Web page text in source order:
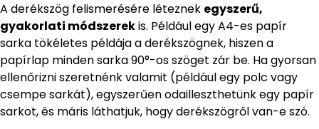
A derékszög felismerésére léteznek egyszerű,
gyakorlati módszerekis. Például egy A4-es papír
sarka tökéletes példája a derékszögnek, hiszen a
papírlap minden sarka 90°-os szöget zár be. Ha gyorsan
ellenőrizni szeretnénk valamit (például egy polc vagy
csempe sarkát), egyszerűen odailleszthetünk egy papír
sarkot, és máris láthatjuk, hogy derékszögről van-e szó.